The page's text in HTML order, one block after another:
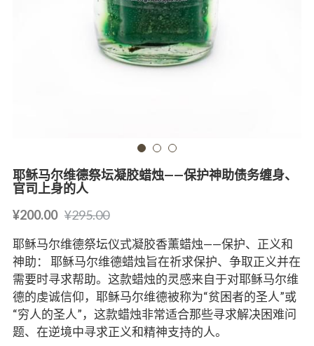
耶稣马尔维德祭坛凝胶蜡烛——保护神助债务缠身、
官司上身的人
¥200.00 ¥295.00
耶稣马尔维德祭坛仪式凝胶香薰蜡烛——保护、正义和
神助： 耶稣马尔维德蜡烛旨在祈求保护、争取正义并在
需要时寻求帮助。这款蜡烛的灵感来自于对耶稣马尔维
德的虔诚信仰，耶稣马尔维德被称为“贫困者的圣人”或
“穷人的圣人”，这款蜡烛非常适合那些寻求解决困难问
题、在逆境中寻求正义和精神支持的人。